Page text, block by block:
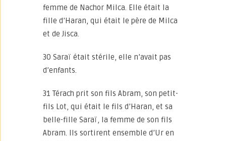
femme de Nachor Milca. Elle était la
fille d’Haran, qui était le père de Milca
et de Jisca.
30 Saraï était stérile, elle n’avait pas
d’enfants.
31 Térach prit son fils Abram, son petit-
fils Lot, qui était le fils d’Haran, et sa
belle-fille Saraï, la femme de son fils
Abram. Ils sortirent ensemble d’Ur en